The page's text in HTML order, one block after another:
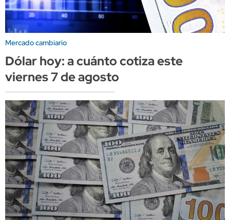
Mercado cambiario
Dólar hoy: a cuánto cotiza este
viernes 7 de agosto